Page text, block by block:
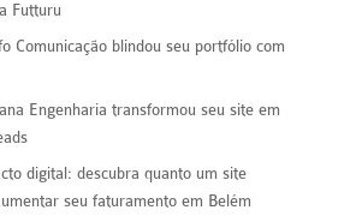
Futturu
Comunicação blindou seu portfólio com
Engenharia transformou seu site em
digital: descubra quanto um site
seu faturamento em Belém